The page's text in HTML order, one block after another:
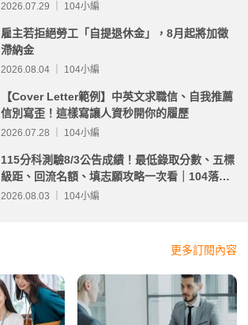
2026.07.29 ｜ 104小編
雇主若拒絕勞工「自提退休金」，8月起將加徵
滯納金
2026.08.04 ｜ 104小編
【Cover Letter範例】中英文求職信、自我推薦
信別寫歪！這樣寫讓人資秒開你的履歷
2026.07.28 ｜ 104小編
115分科測驗8/3公告成績！最低錄取分數、五標
級距、回流名額、填志願攻略一次看｜104落點
分析
2026.08.03 ｜ 104小編
更多訂閱內容